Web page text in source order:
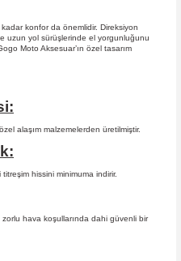
konfor da önemlidir. Direksiyon
uzun yol sürüşlerinde el yorgunluğunu
Moto Aksesuar’ın özel tasarım
alaşım malzemelerden üretilmiştir.
hissini minimuma indirir.
hava koşullarında dahi güvenli bir